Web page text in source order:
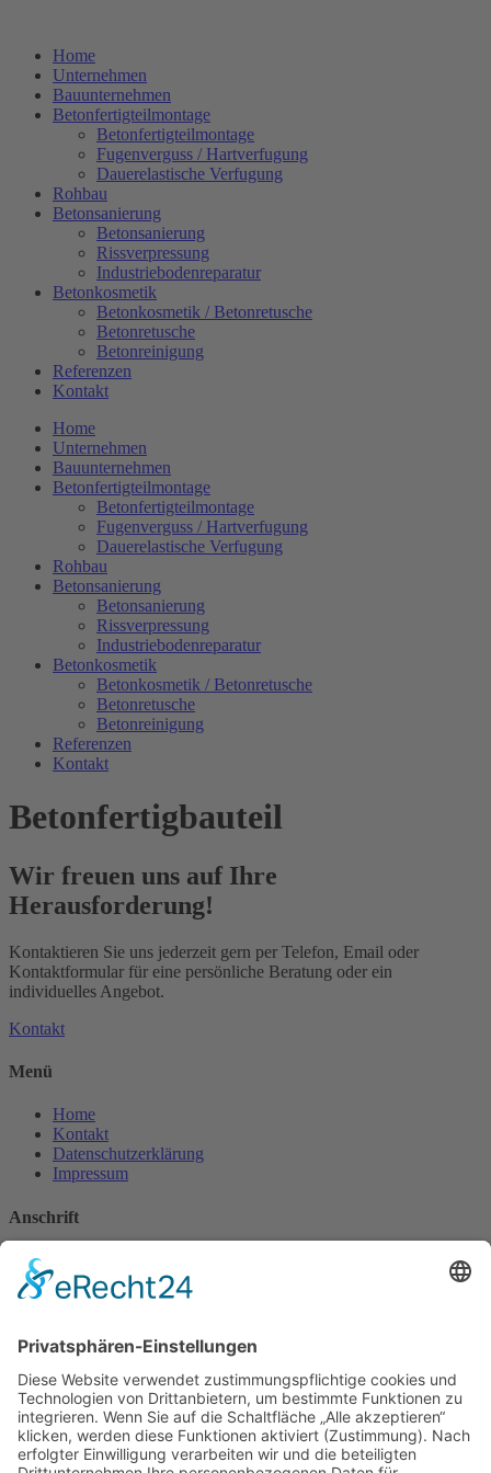
springenHome
Unternehmen
Bauunternehmen
Betonfertigteilmontage
Betonfertigteilmontage
Fugenverguss / Hartverfugung
Dauerelastische Verfugung
Rohbau
Betonsanierung
Betonsanierung
Rissverpressung
Industriebodenreparatur
Betonkosmetik
Betonkosmetik / Betonretusche
Betonretusche
Betonreinigung
Referenzen
Kontakt
Home
Unternehmen
Bauunternehmen
Betonfertigteilmontage
Betonfertigteilmontage
Fugenverguss / Hartverfugung
Dauerelastische Verfugung
Rohbau
Betonsanierung
Betonsanierung
Rissverpressung
Industriebodenreparatur
Betonkosmetik
Betonkosmetik / Betonretusche
Betonretusche
Betonreinigung
Referenzen
Kontakt
Betonfertigbauteil
Wir freuen uns auf Ihre
Herausforderung!
Kontaktieren Sie uns jederzeit gern per Telefon, Email oder
Kontaktformular für eine persönliche Beratung oder ein
individuelles Angebot.
Kontakt
Menü
Home
Kontakt
Datenschutzerklärung
Impressum
Anschrift
Hottmann GmbH
Bernhardstraße 13
Deutschland
Kontakt
Tel.: 06021-5824661
Fax: 06021-5824662
Mobil: 0170-2844607